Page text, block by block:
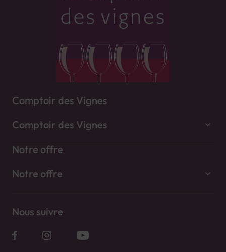
Comptoir des Vignes
Comptoir des Vignes
Notre offre
Notre offre
Nous suivre